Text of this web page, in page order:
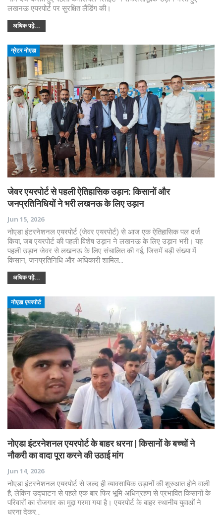
लखनऊ एयरपोर्ट पर सुरक्षित लैंडिंग की।
अधिक पढ़ें...
ग्रेटर नोएडा
जेवर एयरपोर्ट से पहली ऐतिहासिक उड़ान: किसानों और
जनप्रतिनिधियों ने भरी लखनऊ के लिए उड़ान
Jun 15, 2026
नोएडा इंटरनेशनल एयरपोर्ट (जेवर एयरपोर्ट) से आज एक ऐतिहासिक पल दर्ज
किया, जब एयरपोर्ट की पहली विशेष उड़ान ने लखनऊ के लिए उड़ान भरी। यह
पहली उड़ान जेवर से लखनऊ के लिए संचालित की गई, जिसमें बड़ी संख्या में
किसान, जनप्रतिनिधि और अधिकारी शामिल…
अधिक पढ़ें...
नोएडा एयरपोर्ट
नोएडा इंटरनेशनल एयरपोर्ट के बाहर धरना | किसानों के बच्चों ने
नौकरी का वादा पूरा करने की उठाई मांग
Jun 14, 2026
नोएडा इंटरनेशनल एयरपोर्ट से जल्द ही व्यावसायिक उड़ानों की शुरुआत होने वाली
है, लेकिन उद्घाटन से पहले एक बार फिर भूमि अधिग्रहण से प्रभावित किसानों के
परिवारों का रोजगार का मुद्दा गरमा गया है। एयरपोर्ट के बाहर स्थानीय युवाओं ने
धरना देकर…